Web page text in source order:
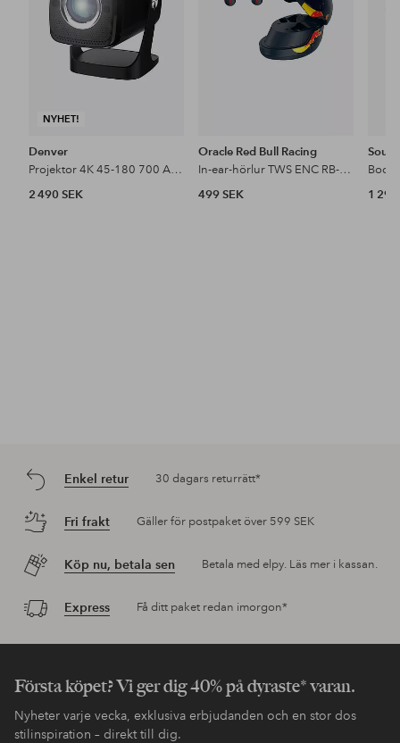
NYHET!
Denver
Projektor 4K 45-180 700 ANSI lumen
2 490 SEK
Oracle Red Bull Racing
In-ear-hörlur TWS ENC RB-EB220 Helmet
499 SEK
1 290
Enkel retur 30 dagars returrätt*
Fri frakt Gäller för postpaket över 599 SEK
Köp nu, betala sen Betala med elpy. Läs mer i kassan.
Express Få ditt paket redan imorgon*
Första köpet? Vi ger dig 40% på dyraste* varan.
Nyheter varje vecka, exklusiva erbjudanden och en stor dos
stilinspiration – direkt till dig.